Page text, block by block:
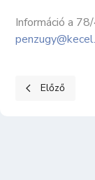
Információ a
Előző cikk:
Előző